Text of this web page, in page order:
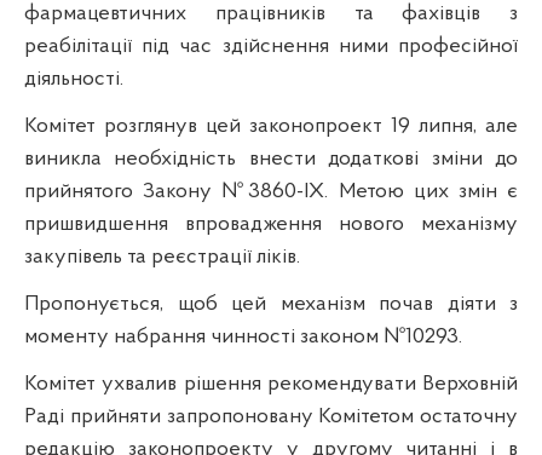
фармацевтичних працівників та фахівців з
реабілітації під час здійснення ними професійної
діяльності.
Комітет розглянув цей законопроект 19 липня, але
виникла необхідність внести додаткові зміни до
прийнятого Закону №3860-IX. Метою цих змін є
пришвидшення впровадження нового механізму
закупівель та реєстрації ліків.
Пропонується, щоб цей механізм почав діяти з
моменту набрання чинності законом №10293.
Комітет ухвалив рішення рекомендувати Верховній
Раді прийняти запропоновану Комітетом остаточну
редакцію законопроекту у другому читанні і в